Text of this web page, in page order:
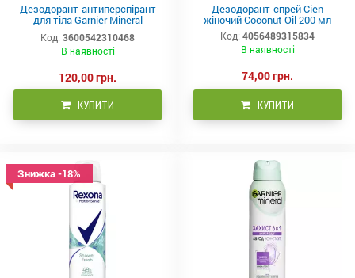
Дезодорант-антиперспірант
для тіла Garnier Mineral
150 мл
Код: 3600542310468
В наявності
120,00 грн.
КУПИТИ
Дезодорант-спрей Cien
жіночий Coconut Oil 200 мл
Код: 4056489315834
В наявності
74,00 грн.
КУПИТИ
Знижка -18%